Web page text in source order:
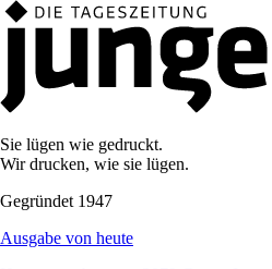
Sie lügen wie gedruckt.
Wir drucken, wie sie lügen.
Gegründet 1947
Ausgabe von heute